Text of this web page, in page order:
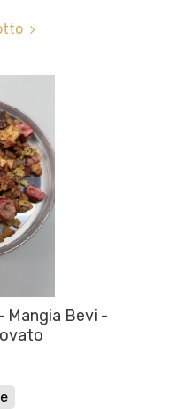
Mangia Bevi -